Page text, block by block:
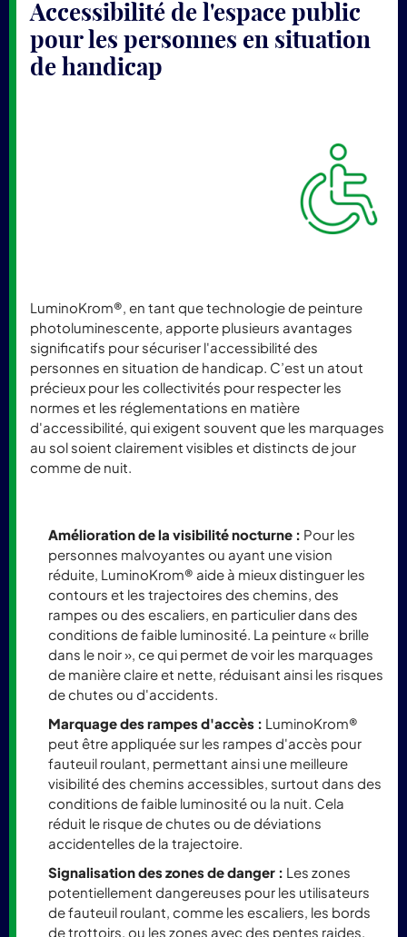
Accessibilité de l'espace public
pour les personnes en situation
de handicap
LuminoKrom®, en tant que technologie de peinture
photoluminescente, apporte plusieurs avantages
significatifs pour sécuriser l'accessibilité des
personnes en situation de handicap. C’est un atout
précieux pour les collectivités pour respecter les
normes et les réglementations en matière
d'accessibilité, qui exigent souvent que les marquages
au sol soient clairement visibles et distincts de jour
comme de nuit.
Amélioration de la visibilité nocturne : Pour les
personnes malvoyantes ou ayant une vision
réduite, LuminoKrom® aide à mieux distinguer les
contours et les trajectoires des chemins, des
rampes ou des escaliers, en particulier dans des
conditions de faible luminosité. La peinture « brille
dans le noir », ce qui permet de voir les marquages
de manière claire et nette, réduisant ainsi les risques
de chutes ou d'accidents.
Marquage des rampes d'accès : LuminoKrom®
peut être appliquée sur les rampes d'accès pour
fauteuil roulant, permettant ainsi une meilleure
visibilité des chemins accessibles, surtout dans des
conditions de faible luminosité ou la nuit. Cela
réduit le risque de chutes ou de déviations
accidentelles de la trajectoire.
Signalisation des zones de danger : Les zones
potentiellement dangereuses pour les utilisateurs
de fauteuil roulant, comme les escaliers, les bords
de trottoirs, ou les zones avec des pentes raides,